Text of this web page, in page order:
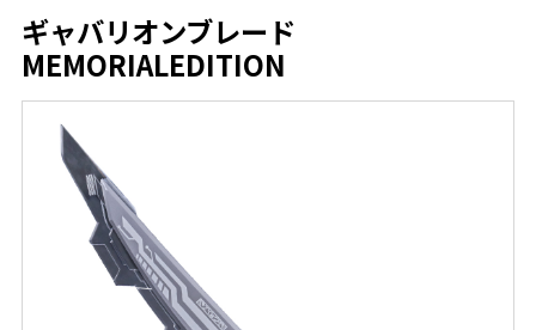
ギャバリオンブレード
MEMORIALEDITION